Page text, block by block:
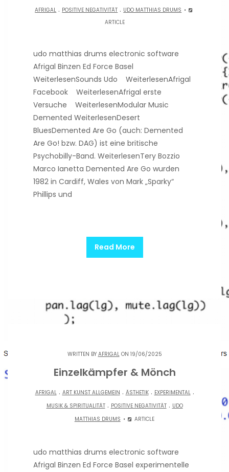
AFRIGAL . POSITIVE NEGATIVITÄT . UDO MATTHIAS DRUMS
ARTICLE
udo matthias drums electronic software
Afrigal Binzen Ed Force Basel
WeiterlesenSounds Udo WeiterlesenAfrigal
Facebook WeiterlesenAfrigal erste
Versuche WeiterlesenModular Music
Demented WeiterlesenDesert
BluesDemented Are Go (auch: Demented
Are Go! bzw. DAG) ist eine britische
Psychobilly-Band. WeiterlesenTery Bozzio
Marco Ianetta Demented Are Go wurden
1982 in Cardiff, Wales von Mark „Sparky“
Phillips und
Read More
WRITTEN BY AFRIGALON 19/06/2025
Einzelkämpfer & Mönch
AFRIGAL. ART KUNST ALLGEMEIN . ÄSTHETIK. EXPERIMENTAL.
MUSIK & SPIRITUALITÄT. POSITIVE NEGATIVITÄT. UDO
MATTHIAS DRUMS
ARTICLE
udo matthias drums electronic software
Afrigal Binzen Ed Force Basel experimentelle